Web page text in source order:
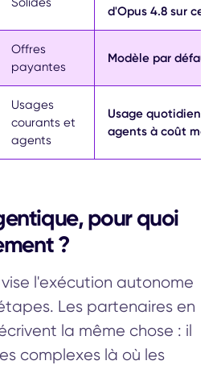
d'Opus 4.8 sur
Offres
payantes
Modèle par défaut
Usages
courants et
agents
Usage quotidien,
agents à coût
pour quoi
?
l'exécution autonome
Les partenaires en
la même chose : il
complexes là où les